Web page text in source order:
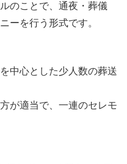
のことで、通夜・葬儀
ーを行う形式です。
中心とした少人数の葬送
が適当で、一連のセレモ